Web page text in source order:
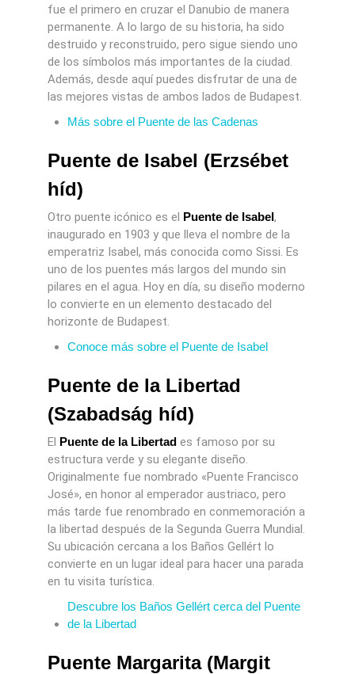
fue el primero en cruzar el Danubio de manera
permanente. A lo largo de su historia, ha sido
destruido y reconstruido, pero sigue siendo uno
de los símbolos más importantes de la ciudad.
Además, desde aquí puedes disfrutar de una de
las mejores vistas de ambos lados de Budapest.
Más sobre el Puente de las Cadenas
Puente de Isabel (Erzsébet
híd)
Otro puente icónico es el Puente de Isabel,
inaugurado en 1903 y que lleva el nombre de la
emperatriz Isabel, más conocida como Sissi. Es
uno de los puentes más largos del mundo sin
pilares en el agua. Hoy en día, su diseño moderno
lo convierte en un elemento destacado del
horizonte de Budapest.
Conoce más sobre el Puente de Isabel
Puente de la Libertad
(Szabadság híd)
El Puente de la Libertades famoso por su
estructura verde y su elegante diseño.
Originalmente fue nombrado «Puente Francisco
José», en honor al emperador austriaco, pero
más tarde fue renombrado en conmemoración a
la libertad después de la Segunda Guerra Mundial.
Su ubicación cercana a los Baños Gellért lo
convierte en un lugar ideal para hacer una parada
en tu visita turística.
Descubre los Baños Gellért cerca del Puente
de la Libertad
Puente Margarita (Margit